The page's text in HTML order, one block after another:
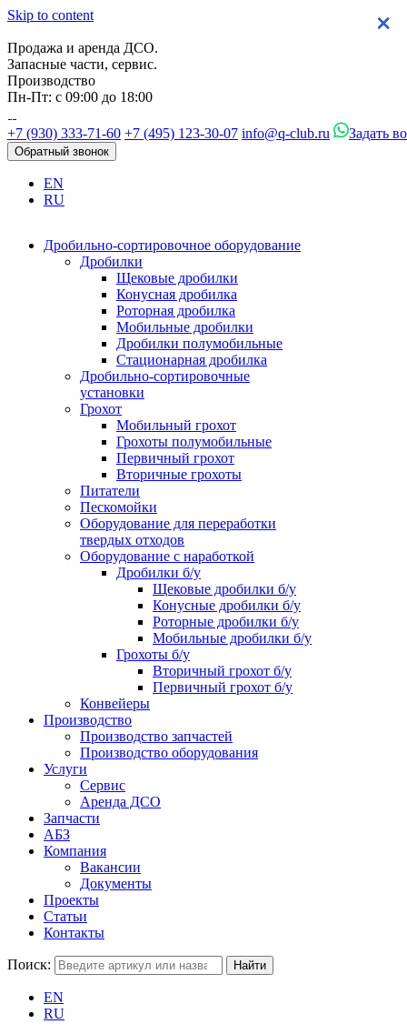
Skip to content
Продажа и аренда ДСО.
Запасные части, сервис.
Производство
Пн-Пт: с 09:00 до 18:00
+7 (930) 333-71-60 +7 (495) 123-30-07 info@q-club.ru Задать
Обратный звонок
EN
RU
Дробильно-сортировочное оборудование
Дробилки
Щековые дробилки
Конусная дробилка
Роторная дробилка
Мобильные дробилки
Дробилки полумобильные
Стационарная дробилка
Дробильно-сортировочные
установки
Грохот
Мобильный грохот
Грохоты полумобильные
Первичный грохот
Вторичные грохоты
Питатели
Пескомойки
Оборудование для переработки
твердых отходов
Оборудование с наработкой
Дробилки б/у
Щековые дробилки б/у
Конусные дробилки б/у
Роторные дробилки б/у
Мобильные дробилки б/у
Грохоты б/у
Вторичный грохот б/у
Первичный грохот б/у
Конвейеры
Производство
Производство запчастей
Производство оборудования
Услуги
Сервис
Аренда ДСО
Запчасти
АБЗ
Компания
Вакансии
Документы
Проекты
Статьи
Контакты
Поиск:
EN
RU
×
×
×
×